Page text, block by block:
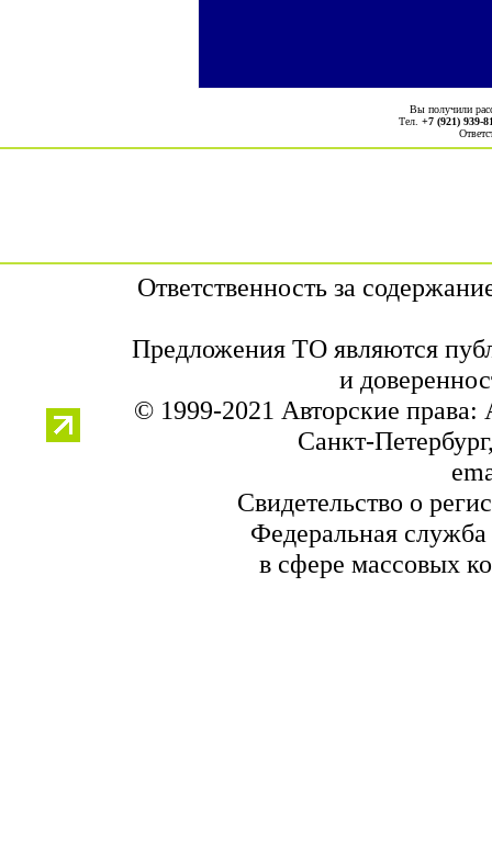
Вы получили
Тел. +7 (921) 939-
Ответственность за
Предложения ТО являются
и
© 1999-2021 Авторские
Санкт-
Свидетельство о
Федеральная служба
в сфере массовых